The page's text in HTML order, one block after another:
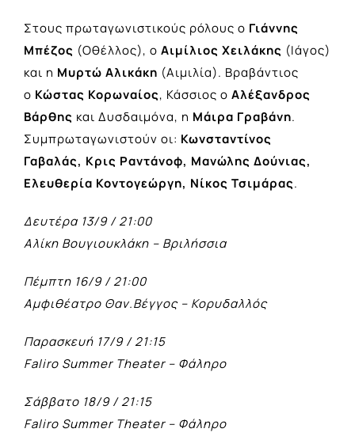
Στους πρωταγωνιστικούς ρόλους ο Γιάννης
Μπέζος (Οθέλλος), ο Αιμίλιος Χειλάκης (Ιάγος)
και η Μυρτώ Αλικάκη (Αιμιλία). Βραβάντιος
ο Κώστας Κορωναίος, Κάσσιος ο Αλέξανδρος
Βάρθης και Δυσδαιμόνα, η Μάιρα Γραβάνη.
Συμπρωταγωνιστούν οι: Κωνσταντίνος
Γαβαλάς, Κρις Ραντάνοφ, Μανώλης Δούνιας,
Ελευθερία Κοντογεώργη, Νίκος Τσιμάρας.
Δευτέρα 13/9 / 21:00
Αλίκη Βουγιουκλάκη – Βριλήσσια
Πέμπτη 16/9 / 21:00
Αμφιθέατρο Θαν.Βέγγος – Κορυδαλλός
Παρασκευή 17/9 / 21:15
Faliro Summer Theater – Φάληρο
Σάββατο 18/9 / 21:15
Faliro Summer Theater – Φάληρο